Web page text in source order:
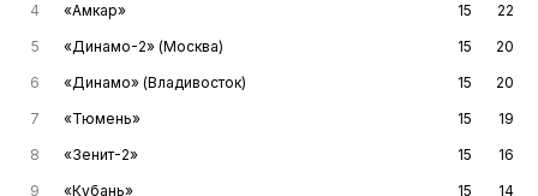
4
«Амкар» 15
22
5
«Динамо-2» (Москва) 15
20
6
«Динамо» (Владивосток) 15
20
7
«Тюмень» 15
19
8
«Зенит-2» 15
16
9
«Кубань» 15
14